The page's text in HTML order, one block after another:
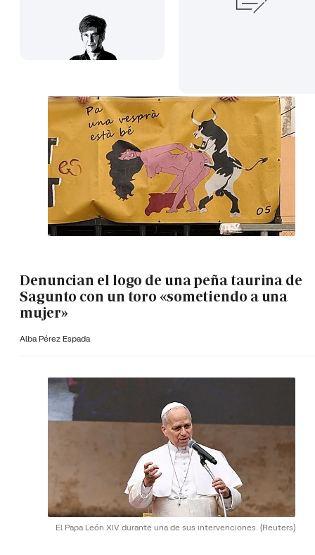
Denuncian el logo de una peña taurina de
Sagunto con un toro «sometiendo a una
mujer»
Alba Pérez Espada
El Papa León XIV durante una de sus intervenciones. (Reuters)